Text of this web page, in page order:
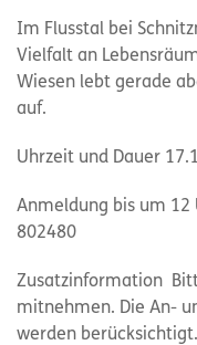
Im Flusstal bei
Vielfalt an
Wiesen lebt gerade
auf.
Uhrzeit und Dauer
Anmeldung bis um
802480
Zusatzinformation
mitnehmen. Die An-
werden berücksichtigt.